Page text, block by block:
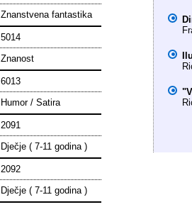
Znanstvena fantastika
5014
Znanost
6013
Humor / Satira
2091
Dječje ( 7-11 godina )
2092
Dječje ( 7-11 godina )